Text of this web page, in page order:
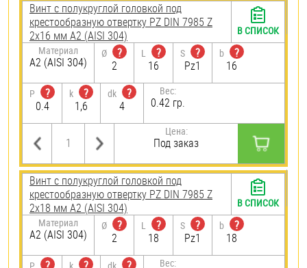
Винт с полукруглой головкой под
крестообразную отвертку PZ DIN 7985 Z
2х16 мм А2 (AISI 304)
Материал
А2 (AISI 304)
Ø
?
2
L
?
16
S
?
Pz1
b
?
16
P
?
0.4
k
?
1,6
dk
?
4
Вес:
0.42 гр.
Цена:
Под заказ
В СПИСОК
Винт с полукруглой головкой под
крестообразную отвертку PZ DIN 7985 Z
2х18 мм А2 (AISI 304)
Материал
А2 (AISI 304)
Ø
?
2
L
?
18
S
?
Pz1
b
?
18
Вес:
В СПИСОК